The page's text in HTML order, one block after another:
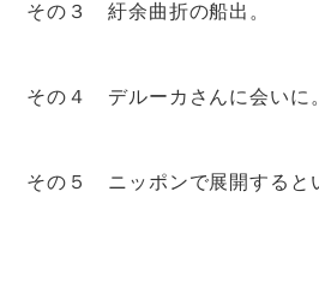
その３ 紆余曲折の船出。
その４ デルーカさんに会いに
その５ ニッポンで展開すると